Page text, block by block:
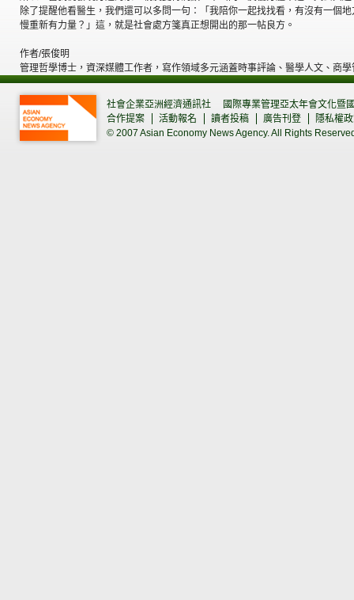
除了提醒他看醫生，我們還可以多問一句：「我陪你一起找找看，有沒有一個
慢重新有力量？」這，就是社會處方箋真正想開出的那一帖良方。
作者/張俊明
管理哲學博士，資深媒體工作者，寫作領域多元涵蓋時事評論、醫學人文、商學
社會企業亞洲經濟通訊社
國際專業管理亞太年會文化暨
合作提案
活動報名 讀者投稿 廣告刊登
隱私權
© 2007 Asian Economy News Agency. All Rights